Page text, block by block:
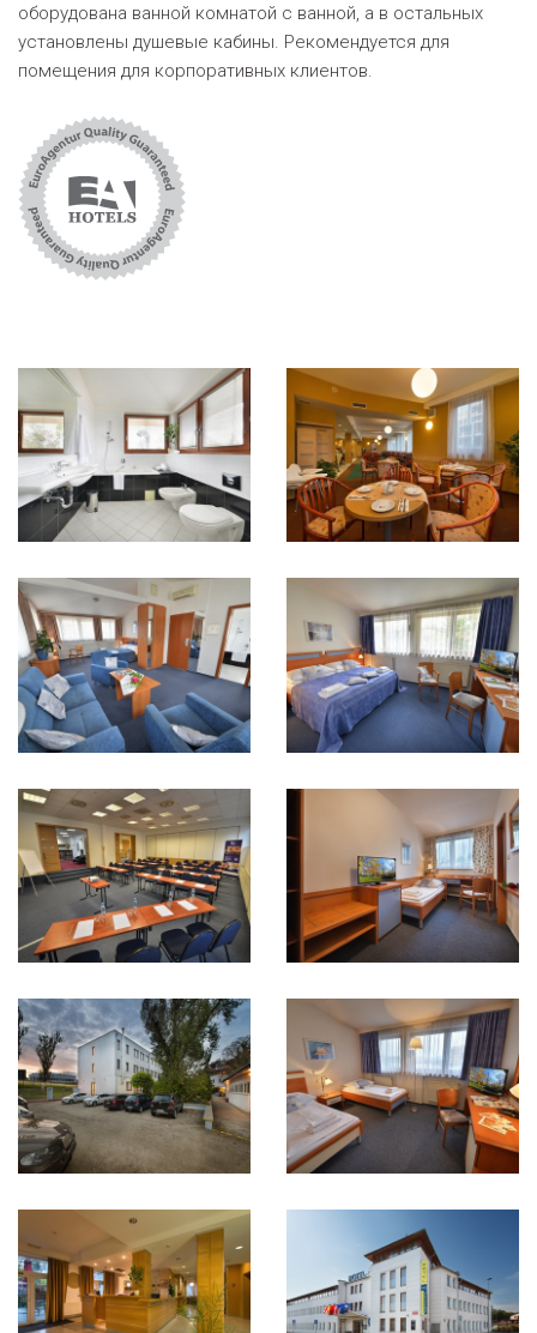
оборудована ванной комнатой с ванной, а в остальных
установлены душевые кабины. Рекомендуется для
помещения для корпоративных клиентов.